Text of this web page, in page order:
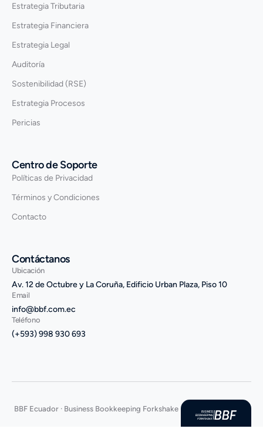
Estrategia Tributaria
Estrategia Financiera
Estrategia Legal
Auditoría
Sostenibilidad (RSE)
Estrategia Procesos
Pericias
Centro de Soporte
Políticas de Privacidad
Términos y Condiciones
Contacto
Contáctanos
Ubicación
Av. 12 de Octubre y La Coruña, Edificio Urban Plaza, Piso 10
Email
info@bbf.com.ec
Teléfono
(+593) 998 930 693
BBF Ecuador · Business Bookkeeping Forkshake